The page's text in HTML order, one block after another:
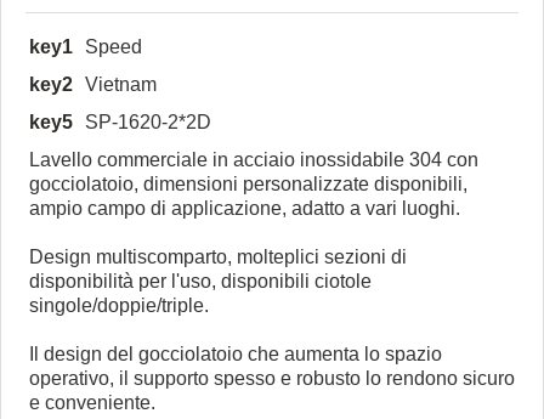
key1
Speed
key2 Vietnam
key5
SP-1620-2*2D
Lavello commerciale in acciaio inossidabile 304 con
gocciolatoio, dimensioni personalizzate disponibili,
ampio campo di applicazione, adatto a vari luoghi.
Design multiscomparto, molteplici sezioni di
disponibilità per l'uso, disponibili ciotole
singole/doppie/triple.
Il design del gocciolatoio che aumenta lo spazio
operativo, il supporto spesso e robusto lo rendono sicuro
e conveniente.